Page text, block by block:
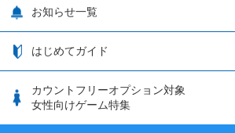
つながる端末保証
フィルタリングアプリ
5G回線オプションについて
プリンセスコネクト！Re:Dive
釣り★スタ
ウマスクについて
日割り計算
iPhone利用について
動作確認済み端末一覧
サポート・ヘルプ
nanoSIM･microSIM･通常SIMの初期設定
eSIMの初期設定方法
お知らせ一覧
お知らせ一覧
はじめてガイド
はじめてガイド
カウントフリーオプション対象
女性向けゲーム特集